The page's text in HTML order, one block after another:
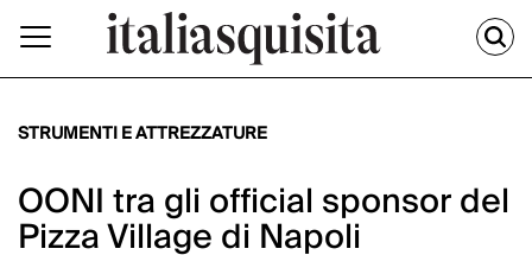
STRUMENTI E ATTREZZATURE
OONI tra gli official sponsor del
Pizza Village di Napoli